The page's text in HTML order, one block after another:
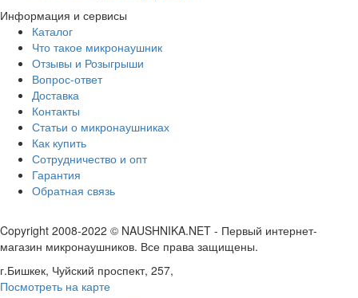
Информация и сервисы
Каталог
Что такое микронаушник
Отзывы и Розыгрыши
Вопрос-ответ
Доставка
Контакты
Статьи о микронаушниках
Как купить
Сотрудничество и опт
Гарантия
Обратная связь
Copyright 2008-2022 © NAUSHNIKA.NET - Первый интернет-
магазин микронаушников. Все права защищены.
г.Бишкек, Чуйский проспект, 257,
Посмотреть на карте